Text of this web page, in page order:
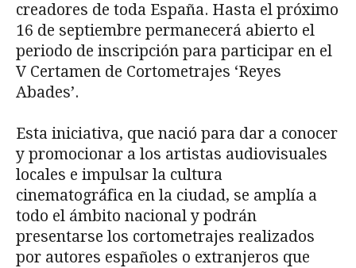
creadores de toda España. Hasta el próximo
16 de septiembre permanecerá abierto el
periodo de inscripción para participar en el
V Certamen de Cortometrajes ‘Reyes
Abades’.
Esta iniciativa, que nació para dar a conocer
y promocionar a los artistas audiovisuales
locales e impulsar la cultura
cinematográfica en la ciudad, se amplía a
todo el ámbito nacional y podrán
presentarse los cortometrajes realizados
por autores españoles o extranjeros que